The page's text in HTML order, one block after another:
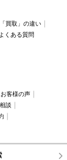
買取」の違い
くある質問
お客様の声
談